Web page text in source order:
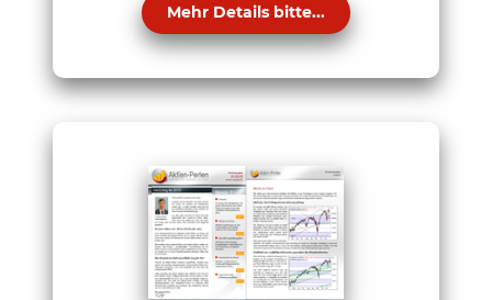
Mehr Details bitte...